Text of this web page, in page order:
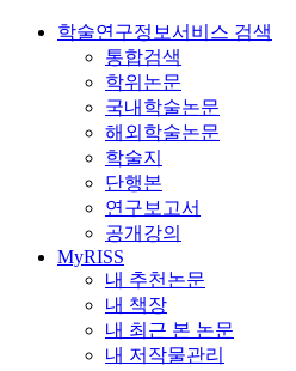
학술연구정보서비스 검색
통합검색
학위논문
국내학술논문
해외학술논문
학술지
단행본
연구보고서
공개강의
MyRISS
내 추천논문
내 책장
내 최근 본 논문
내 저작물관리